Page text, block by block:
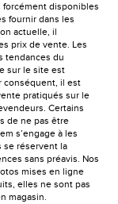
forcément disponibles
fournir dans les
actuelle, il
prix de vente. Les
tendances du
sur le site est
conséquent, il est
pratiqués sur le
Certains
de ne pas être
s’engage à les
se réservent la
sans préavis. Nos
mises en ligne
elles ne sont pas
magasin.